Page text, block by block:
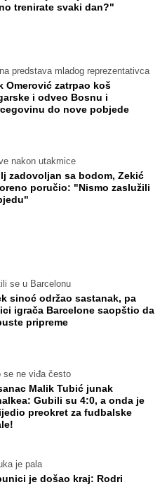
trenirate svaki dan?"
predstava mladog reprezentativca
Omerović zatrpao koš
i odveo Bosnu i
do nove pobjede
nakon utakmice
zadovoljan sa bodom, Zekić
poručio: "Nismo zaslužili
se u Barcelonu
sinoć održao sastanak, pa
igrača Barcelone saopštio da
pripreme
se ne viđa često
Malik Tubić junak
Gubili su 4:0, a onda je
preokret za fudbalske
je pala
je došao kraj: Rodri